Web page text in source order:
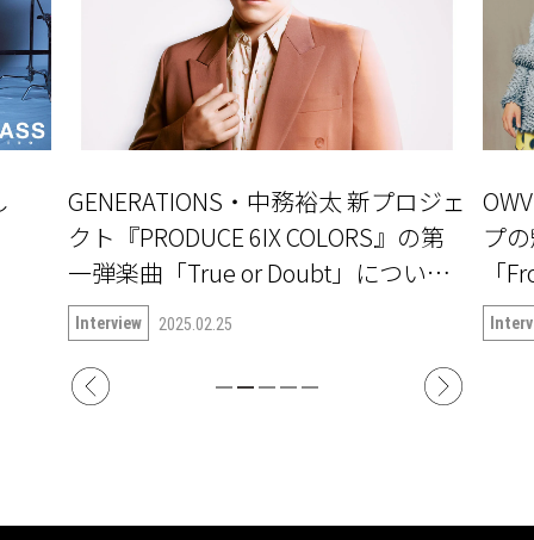
GENERATIONS・中務裕太 新プロジェ
クト『PRODUCE 6IX COLORS』の第
一弾楽曲「True or Doubt」について
語る
Interview 2025.02.25
プ
「